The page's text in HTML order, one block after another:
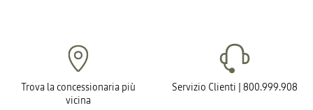
Trova la concessionaria più
vicina
Servizio Clienti | 800.999.908